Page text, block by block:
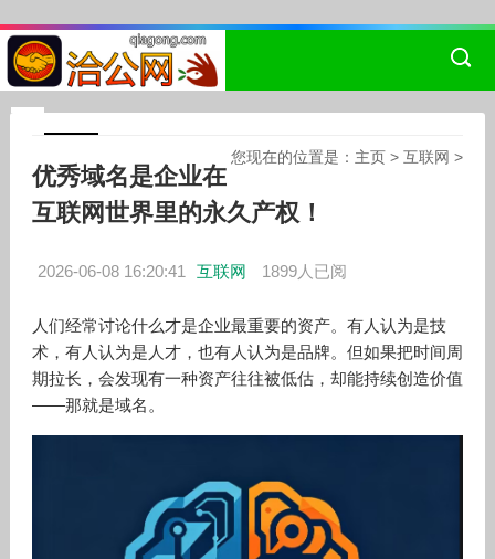
您现在的位置是： 主页 >互联网 >
优秀域名是企业在
互联网世界里的永久产权！
2026-06-08 16:20:41 互联网 1899人已阅
人们经常讨论什么才是企业最重要的资产。有人认为是技
术，有人认为是人才，也有人认为是品牌。但如果把时间周
期拉长，会发现有一种资产往往被低估，却能持续创造价值
——那就是域名。